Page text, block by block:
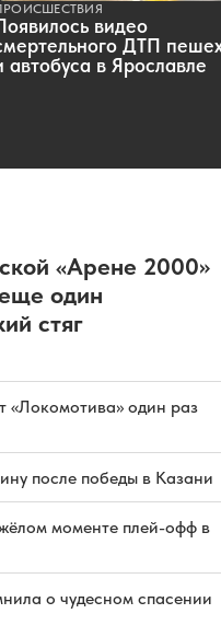
видео
ДТП
автобуса в Ярославле
«Арене 2000»
один
стяг
«Локомотива» один раз
после победы в Казани
моменте плей-офф в
о чудесном спасении